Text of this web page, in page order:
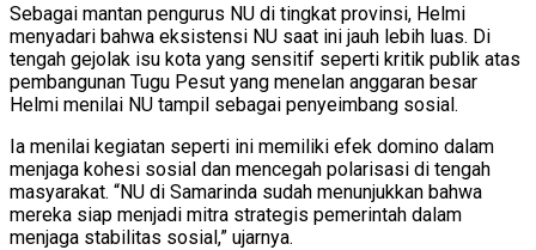
Sebagai mantan pengurus NU di tingkat provinsi, Helmi
menyadari bahwa eksistensi NU saat ini jauh lebih luas. Di
tengah gejolak isu kota yang sensitif seperti kritik publik atas
pembangunan Tugu Pesut yang menelan anggaran besar
Helmi menilai NU tampil sebagai penyeimbang sosial.
Ia menilai kegiatan seperti ini memiliki efek domino dalam
menjaga kohesi sosial dan mencegah polarisasi di tengah
masyarakat. “NU di Samarinda sudah menunjukkan bahwa
mereka siap menjadi mitra strategis pemerintah dalam
menjaga stabilitas sosial,” ujarnya.